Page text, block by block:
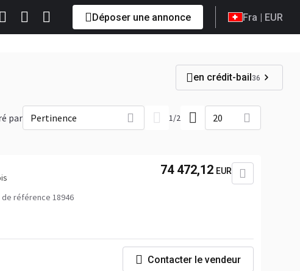
Déposer une annonce Fra | EUR
en crédit-bail36
par Pertinence 1/2 20
de référence 18946
74 472,12 EUR
Contacter le vendeur